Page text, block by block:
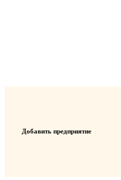
Добавить предприятие